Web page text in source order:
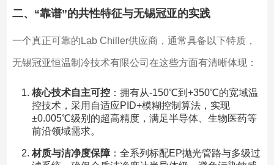
二、“靠谱”的共性特征与无锡冠亚的实践
一个真正可靠的Lab Chiller供应商，通常具备以下特质，
无锡冠亚恒温制冷技术有限公司在这些方面有清晰体现：
核心技术自主可控：拥有从-150℃到+350℃的宽域温
控技术，采用自适应PID+模糊控制算法，实现
±0.005℃级别的超高精度，满足半导体、生物医药等
前沿领域需求。
材质与洁净度保障：全系列标配EP抛光管路与多级过